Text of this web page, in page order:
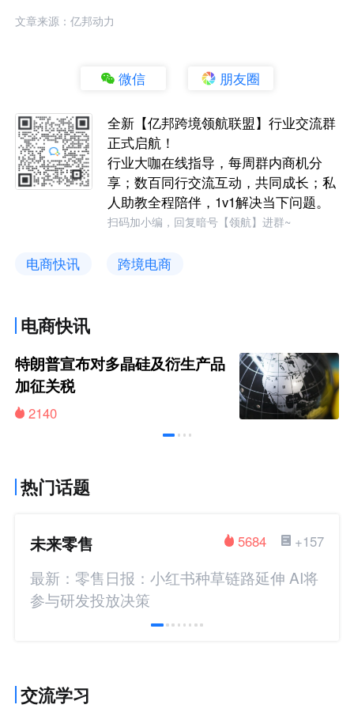
文章来源：亿邦动力
微信 朋友圈
全新【亿邦跨境领航联盟】行业交流群
正式启航！
行业大咖在线指导，每周群内商机分
享；数百同行交流互动，共同成长；私
人助教全程陪伴，1v1解决当下问题。
扫码加小编，回复暗号【领航】进群~
电商快讯 跨境电商
电商快讯
特朗普宣布对多晶硅及衍生产品
加征关税
2140
热门话题
未来零售 +157
5684
最新：零售日报：小红书种草链路延伸 AI将
参与研发投放决策
交流学习